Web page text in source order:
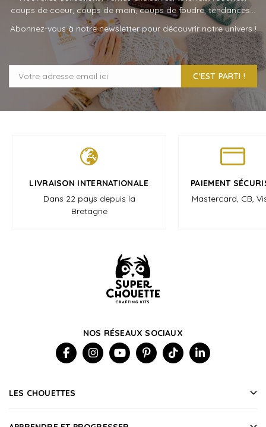
coups de coeur, coups de main, coups de foudre, tendances…
Abonnez-vous à notre newsletter pour découvrir notre univers !
C'EST PARTI !
LIVRAISON INTERNATIONALE
Dans 22 pays depuis la
Bretagne
PAIEMENT
Mastercard, CB,
NOS RÉSEAUX SOCIAUX
LES CHOUETTES